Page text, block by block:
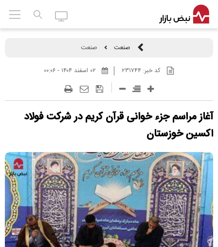
صنعت صنعت
کد خبر: ۲۳۱۷۴۴
آغاز مراسم جزء خوانی قرآن کریم در شرکت فولاد
اکسین خوزستان